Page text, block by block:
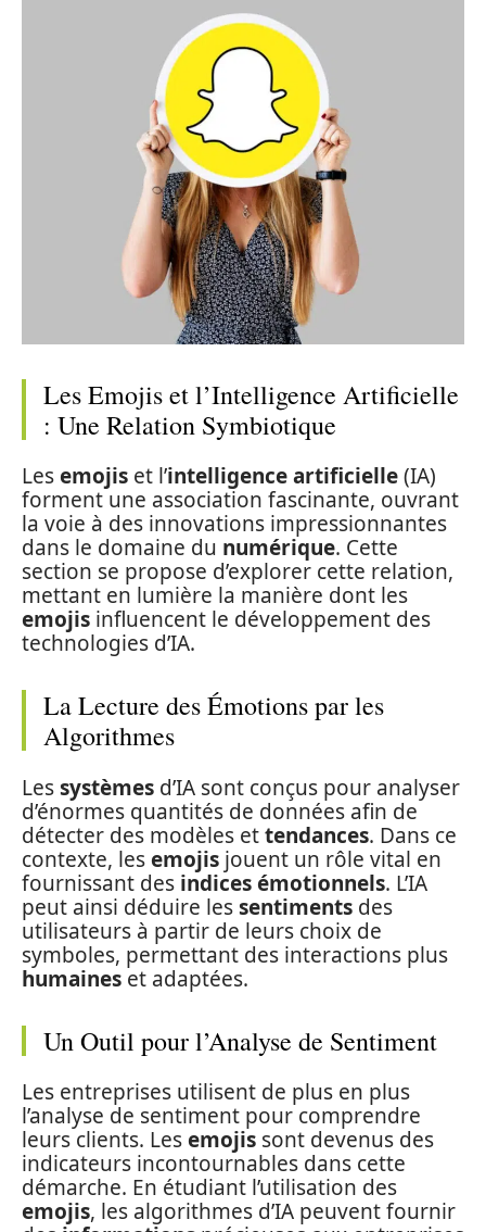
Les Emojis et l’Intelligence Artificielle
: Une Relation Symbiotique
Lesemojis et l’intelligence artificielle(IA)
forment une association fascinante, ouvrant
la voie à des innovations impressionnantes
dans le domaine du numérique. Cette
section se propose d’explorer cette relation,
mettant en lumière la manière dont les
emojis influencent le développement des
technologies d’IA.
La Lecture des Émotions par les
Algorithmes
Lessystèmes d’IA sont conçus pour analyser
d’énormes quantités de données afin de
détecter des modèles ettendances. Dans ce
contexte, lesemojis jouent un rôle vital en
fournissant des indices émotionnels. L’IA
peut ainsi déduire lessentiments des
utilisateurs à partir de leurs choix de
symboles, permettant des interactions plus
humaines et adaptées.
Un Outil pour l’Analyse de Sentiment
Les entreprises utilisent de plus en plus
l’analyse de sentiment pour comprendre
leurs clients. Lesemojis sont devenus des
indicateurs incontournables dans cette
démarche. En étudiant l’utilisation des
emojis, les algorithmes d’IA peuvent fournir